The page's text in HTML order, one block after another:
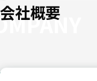
会社概要